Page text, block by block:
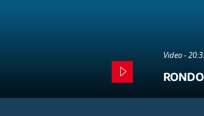
Video -